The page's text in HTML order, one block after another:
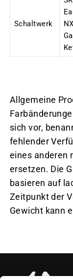
Schaltwerk
Allgemeine
sich vor,
fehlender
eines anderen
ersetzen. Die
basieren auf
Zeitpunkt der
Gewicht kann